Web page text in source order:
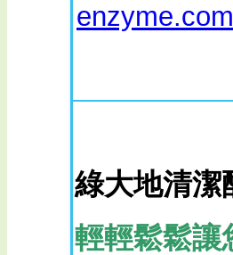
綠大地清潔
輕輕鬆鬆